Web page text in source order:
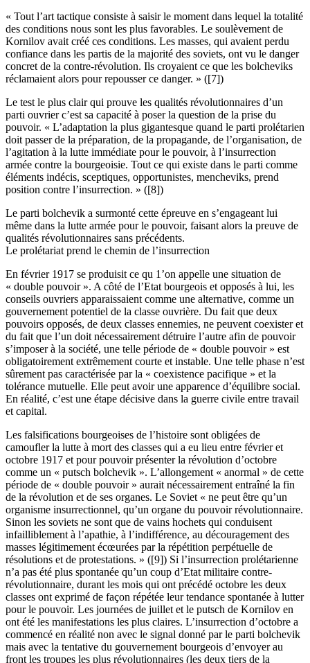
« Tout l’art tactique consiste à saisir le moment dans lequel la totalité
des conditions nous sont les plus favorables. Le soulèvement de
Kornilov avait créé ces conditions. Les masses, qui avaient perdu
confiance dans les partis de la majorité des soviets, ont vu le danger
concret de la contre-révolution. Ils croyaient ce que les bolcheviks
réclamaient alors pour repousser ce danger. » ([7])
Le test le plus clair qui prouve les qualités révolutionnaires d’un
parti ouvrier c’est sa capacité à poser la question de la prise du
pouvoir. « L’adaptation la plus gigantesque quand le parti prolétarien
doit passer de la préparation, de la propagande, de l’organisation, de
l’agitation à la lutte immédiate pour le pouvoir, à l’insurrection
armée contre la bourgeoisie. Tout ce qui existe dans le parti comme
éléments indécis, sceptiques, opportunistes, mencheviks, prend
position contre l’insurrection. » ([8])
Le parti bolchevik a surmonté cette épreuve en s’engageant lui
même dans la lutte armée pour le pouvoir, faisant alors la preuve de
qualités révolutionnaires sans précédents.
Le prolétariat prend le chemin de l’insurrection
En février 1917 se produisit ce qu 1’on appelle une situation de
« double pouvoir ». A côté de l’Etat bourgeois et opposés à lui, les
conseils ouvriers apparaissaient comme une alternative, comme un
gouvernement potentiel de la classe ouvrière. Du fait que deux
pouvoirs opposés, de deux classes ennemies, ne peuvent coexister et
du fait que l’un doit nécessairement détruire l’autre afin de pouvoir
s’imposer à la société, une telle période de « double pouvoir » est
obligatoirement extrêmement courte et instable. Une telle phase n’est
sûrement pas caractérisée par la « coexistence pacifique » et la
tolérance mutuelle. Elle peut avoir une apparence d’équilibre social.
En réalité, c’est une étape décisive dans la guerre civile entre travail
et capital.
Les falsifications bourgeoises de l’histoire sont obligées de
camoufler la lutte à mort des classes qui a eu lieu entre février et
octobre 1917 et pour pouvoir présenter la révolution d’octobre
comme un « putsch bolchevik ». L’allongement « anormal » de cette
période de « double pouvoir » aurait nécessairement entraîné la fin
de la révolution et de ses organes. Le Soviet « ne peut être qu’un
organisme insurrectionnel, qu’un organe du pouvoir révolutionnaire.
Sinon les soviets ne sont que de vains hochets qui conduisent
infailliblement à l’apathie, à l’indifférence, au découragement des
masses légitimement écœurées par la répétition perpétuelle de
résolutions et de protestations. » ([9]) Si l’insurrection prolétarienne
n’a pas été plus spontanée qu’un coup d’Etat militaire contre-
révolutionnaire, durant les mois qui ont précédé octobre les deux
classes ont exprimé de façon répétée leur tendance spontanée à lutter
pour le pouvoir. Les journées de juillet et le putsch de Kornilov en
ont été les manifestations les plus claires. L’insurrection d’octobre a
commencé en réalité non avec le signal donné par le parti bolchevik
mais avec la tentative du gouvernement bourgeois d’envoyer au
front les troupes les plus révolutionnaires (les deux tiers de la